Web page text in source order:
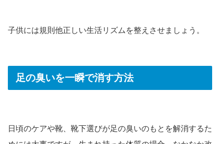
子供には規則他正しい生活リズムを整えさせましょう。
足の臭いを一瞬で消す方法
日頃のケアや靴、靴下選びが足の臭いのもとを解消するた